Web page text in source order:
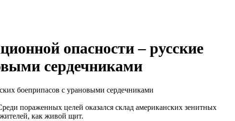
опасности – русские
сердечниками
пораженных целей оказался склад американских зенитных
как живой щит.